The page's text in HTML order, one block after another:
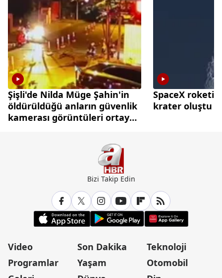
Şişli'de Nilda Müge Şahin'in
öldürüldüğü anların güvenlik
kamerası görüntüleri ortaya
SpaceX roketi
krater oluştu
Bizi Takip Edin
Video
Programlar
Son Dakika
Yaşam
Teknoloji
Otomobil